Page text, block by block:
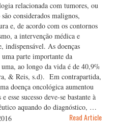
relacionada com tumores, ou
considerados malignos,
e, de acordo com os contornos
a intervenção médica e
indispensável. As doenças
parte importante da
ao longo da vida é de 40,9%
& Reis, s.d). Em contrapartida,
doença oncológica aumentou
esse sucesso deve-se bastante à
aquando do diagnóstico, …
Read Article